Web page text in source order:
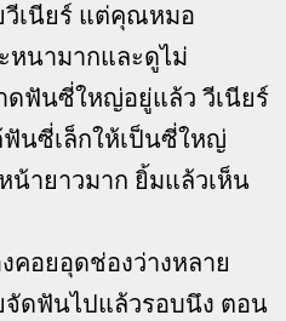
เนียร์ แต่คุณหมอ
หนามากและดูไม่
ดฟันซี่ใหญ่อยู่แล้ว วีเนียร์
ฟันซี่เล็กให้เป็นซี่ใหญ่
น้ายาวมาก ยิ้มแล้วเห็น
คอยอุดช่องว่างหลาย
จัดฟันไปแล้วรอบนึง ตอน